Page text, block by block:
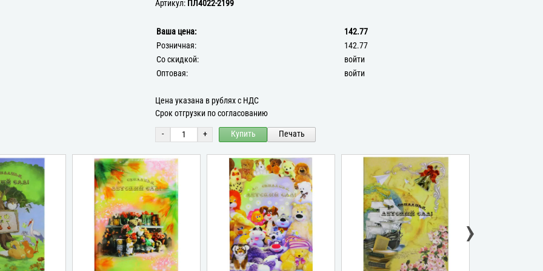
Артикул: ПЛ4022-2199
Ваша цена:
142.77
Розничная:
142.77
Со скидкой:
войти
Оптовая:
войти
Цена указана в рублях с НДС
Срок отгрузки по согласованию
- + Купить Печать
›